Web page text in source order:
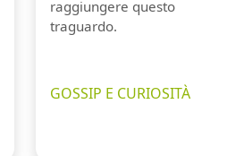
raggiungere questo
traguardo.
GOSSIP E CURIOSITÀ